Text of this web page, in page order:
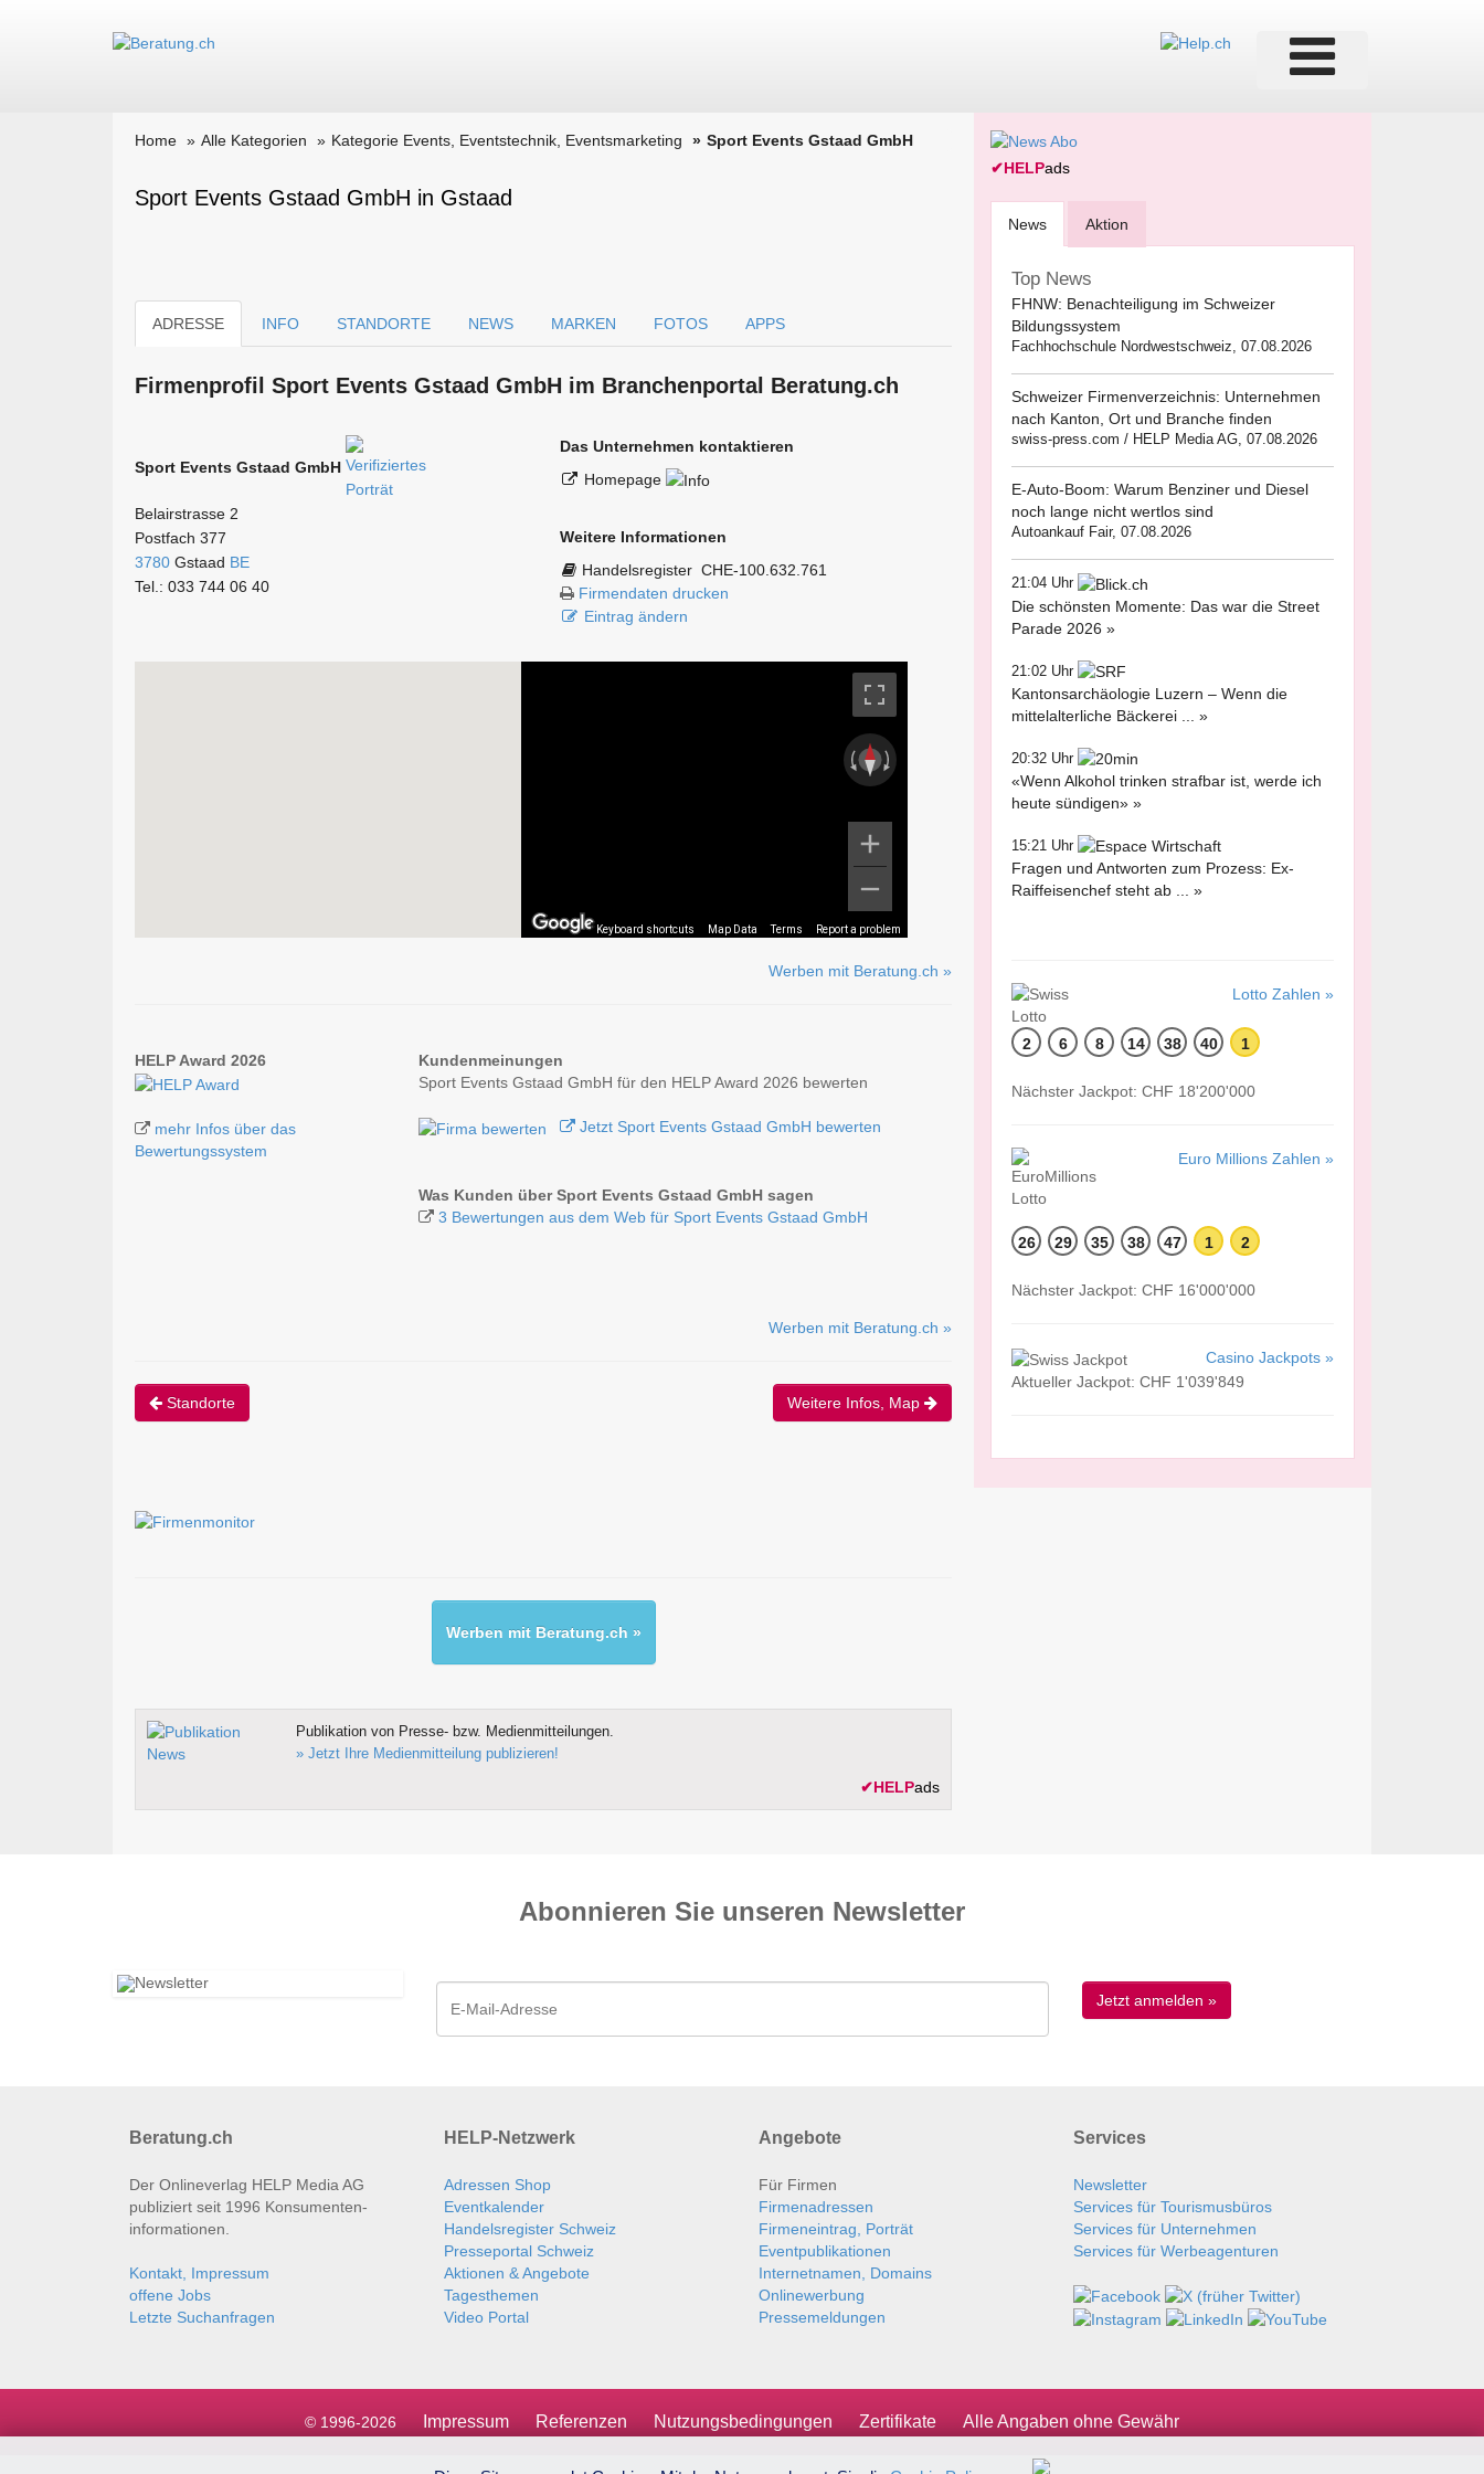
Home Alle Kategorien Kategorie Events, Eventstechnik, Eventsmarketing Sport Events Gstaad GmbH
Sport Events Gstaad GmbH in Gstaad
ADRESSE INFO STANDORTE NEWS MARKEN FOTOS APPS
Firmen­profil Sport Events Gstaad GmbH im Branchen­portal Beratung.ch
Sport Events Gstaad GmbH
Belairstrasse 2
Postfach 377
3780 Gstaad BE
Tel.: 033 744 06 40
Das Unternehmen kontaktieren
Homepage
Weitere Informationen
Handelsregister CHE-100.632.761
Firmendaten drucken
Eintrag ändern
Keyboard shortcuts Map Data Terms Report a problem
Werben mit Beratung.ch »
HELP Award 2026
mehr Infos über das
Bewertungssystem
Kundenmeinungen
Sport Events Gstaad GmbH für den HELP Award 2026 bewerten
Jetzt Sport Events Gstaad GmbH bewerten
Was Kunden über Sport Events Gstaad GmbH sagen
3 Bewertungen aus dem Web für Sport Events Gstaad GmbH
Werben mit Beratung.ch »
Standorte Weitere Infos, Map
Werben mit Beratung.ch »
Publikation von Presse- bzw. Medienmitteilungen.
» Jetzt Ihre Medienmitteilung publizieren!
✔HELPads
✔HELPads
News Aktion
Top News
FHNW: Benachteiligung im Schweizer
Bildungssystem
Fachhochschule Nordwestschweiz, 07.08.2026
Schweizer Firmenverzeichnis: Unternehmen
nach Kanton, Ort und Branche finden
swiss-press.com / HELP Media AG, 07.08.2026
E-Auto-Boom: Warum Benziner und Diesel
noch lange nicht wertlos sind
Autoankauf Fair, 07.08.2026
21:04 Uhr
Die schönsten Momente: Das war die Street
Parade 2026 »
21:02 Uhr
Kantonsarchäologie Luzern – Wenn die
mittelalterliche Bäckerei ... »
20:32 Uhr
«Wenn Alkohol trinken strafbar ist, werde ich
heute sündigen» »
15:21 Uhr
Fragen und Antworten zum Prozess: Ex-
Raiffeisenchef steht ab ... »
Lotto Zahlen »
2 6 8 14 38 40 1
Nächster Jackpot: CHF 18'200'000
Euro Millions Zahlen »
26 29 35 38 47 1 2
Nächster Jackpot: CHF 16'000'000
Casino Jackpots »
Aktueller Jackpot: CHF 1'039'849
Abonnieren Sie unseren News­letter
Beratung.ch
Der Onlineverlag HELP Media AG
publiziert seit 1996 Konsumenten­
informationen.
Kontakt, Impressum
offene Jobs
Letzte Suchanfragen
HELP-Netzwerk
Adressen Shop
Eventkalender
Handelsregister Schweiz
Presseportal Schweiz
Aktionen & Angebote
Tagesthemen
Video Portal
Angebote
Für Firmen
Firmenadressen
Firmeneintrag, Porträt
Eventpublikationen
Internetnamen, Domains
Onlinewerbung
Pressemeldungen
Services
Newsletter
Services für Tourismusbüros
Services für Unternehmen
Services für Werbeagenturen
© 1996-2026 Impressum Referenzen Nutzungsbedingungen Zertifikate Alle Angaben ohne Gewähr